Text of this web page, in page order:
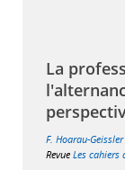
La
F. Hoarau-Geissler
Revue Les cahiers